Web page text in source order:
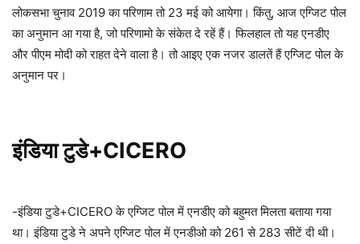
लोकसभा चुनाव 2019 का परिणाम तो 23 मई को आयेगा। किंतु, आज एग्जिट पोल
का अनुमान आ गया है, जो परिणामो के संकेत दे रहें हैं। फिलहाल तो यह एनडीए
और पीएम मोदी को राहत देने वाला है। तो आइए एक नजर डालतें हैं एग्जिट पोल के
अनुमान पर।
इंडिया टुडे+CICERO
-इंडिया टुडे+CICERO के एग्जिट पोल में एनडीए को बहुमत मिलता बताया गया
था। इंडिया टुडे ने अपने एग्जिट पोल में एनडीओ को 261 से 283 सीटें दी थी।